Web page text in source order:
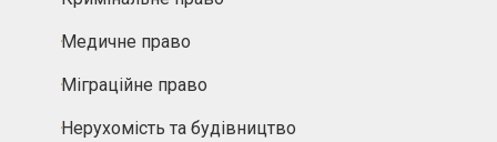
Медичне право
Міграційне право
Нерухомість та будівництво